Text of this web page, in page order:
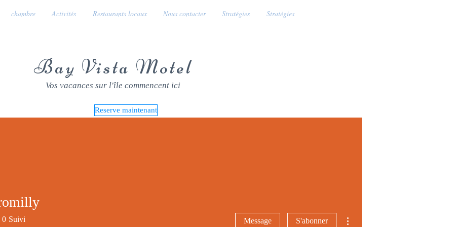
chambre Activités Restaurants locaux Nous contacter Stratégies Stratégies
Bay Vista Motel
Vos vacances sur l'île commencent ici
Reserve maintenant
0 Suivi Message S'abonner